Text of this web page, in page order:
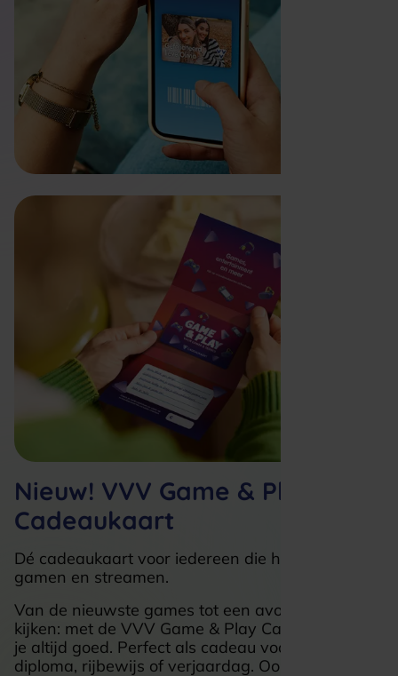
Nieuw! VVV Game & Play
Cadeaukaart
Dé cadeaukaart voor iedereen die houdt van
gamen en streamen.
Van de nieuwste games tot een avond series
kijken: met de VVV Game & Play Cadeaukaart zit
je altijd goed. Perfect als cadeau voor een
diploma, rijbewijs of verjaardag. Ook verkrijgbaar